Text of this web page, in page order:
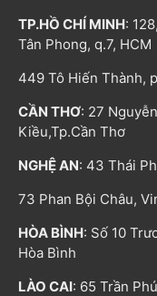
TP.HỒ CHÍ MINH:
Tân Phong, q.7, HCM
449 Tô Hiến Thành,
CẦN THƠ: 27
Kiều,Tp.Cần Thơ
NGHỆ AN: 43 Thái
73 Phan Bội Châu,
HÒA BÌNH: Số 10
Hòa Bình
LÀO CAI: 65 Trần